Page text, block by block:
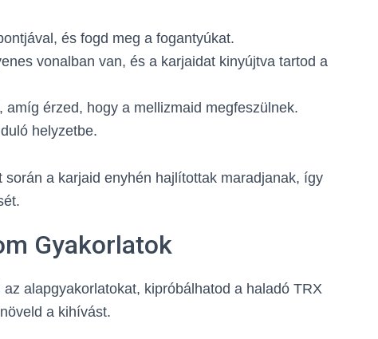
és fogd meg a fogantyúkat.
vonalban van, és a karjaidat kinyújtva tartod a
amíg érzed, hogy a mellizmaid megfeszülnek.
helyzetbe.
során a karjaid enyhén hajlítottak maradjanak, így
Gyakorlatok
alapgyakorlatokat, kipróbálhatod a haladó TRX
a kihívást.